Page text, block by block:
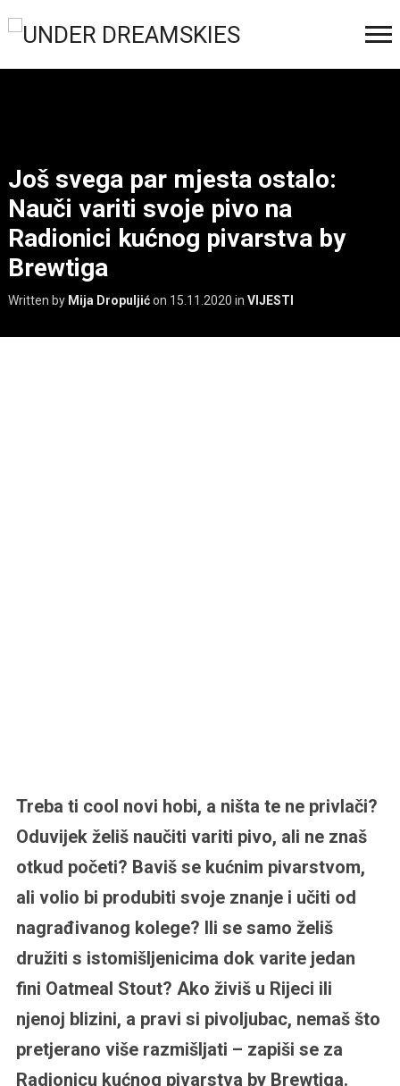
Još svega par mjesta ostalo:
Nauči variti svoje pivo na
Radionici kućnog pivarstva by
Brewtiga
Written by Mija Dropuljićon 15.11.2020 in VIJESTI
Treba ti cool novi hobi, a ništa te ne privlači?
Oduvijek želiš naučiti variti pivo, ali ne znaš
otkud početi? Baviš se kućnim pivarstvom,
ali volio bi produbiti svoje znanje i učiti od
nagrađivanog kolege? Ili se samo želiš
družiti s istomišljenicima dok varite jedan
fini Oatmeal Stout? Ako živiš u Rijeci ili
njenoj blizini, a pravi si pivoljubac, nemaš što
pretjerano više razmišljati – zapiši se za
Radionicu kućnog pivarstva by Brewtiga.